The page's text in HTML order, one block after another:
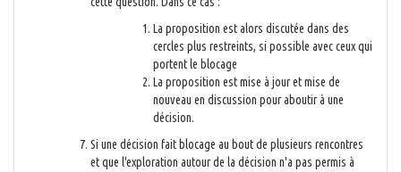
La proposition est alors discutée dans des
cercles plus restreints, si possible avec ceux qui
portent le blocage
La proposition est mise à jour et mise de
nouveau en discussion pour aboutir à une
décision.
Si une décision fait blocage au bout de plusieurs rencontres
et que l'exploration autour de la décision n'a pas permis à